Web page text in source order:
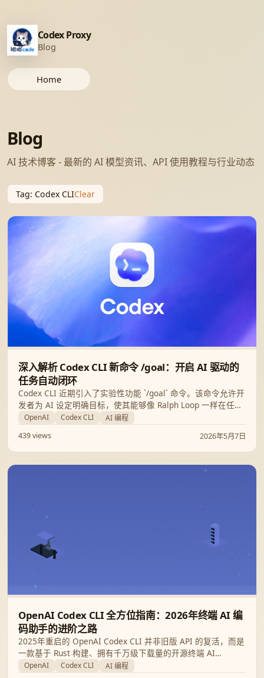
Codex Proxy
Blog
Home
Blog
AI 技术博客 - 最新的 AI 模型资讯、API 使用教程与行业动态
Tag: Codex CLIClear
深入解析 Codex CLI 新命令 /goal：开启 AI 驱动的
任务自动闭环
Codex CLI 近期引入了实验性功能 `/goal` 命令。该命令允许开
发者为 AI 设定明确目标，使其能够像 Ralph Loop 一样在任务
中不断自我迭代、验证并修正，直至达成预设状态。本文将带
你全面了解这一功能的启用方式、操作指令及最佳实践。
OpenAI Codex CLI
AI 编程
439 views
2026年5月7日
OpenAI Codex CLI 全方位指南：2026年终端 AI 编
码助手的进阶之路
2025年重启的 OpenAI Codex CLI 并非旧版 API 的复活，而是
一款基于 Rust 构建、拥有千万级下载量的开源终端 AI
Agent。本文将深度解析其安装配置、性能表现以及与 GPT-5.5
OpenAI Codex CLI
AI 编程